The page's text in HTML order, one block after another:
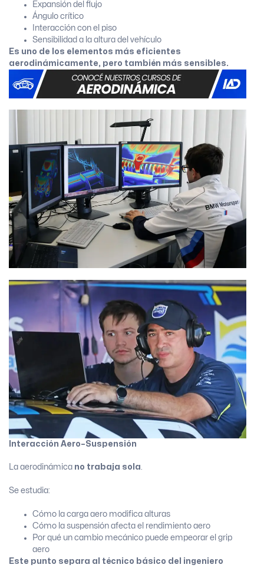
Expansión del flujo
Ángulo crítico
Interacción con el piso
Sensibilidad a la altura del vehículo
Es uno de los elementos más eficientes
aerodinámicamente, pero también más sensibles.
Interacción Aero–Suspensión
La aerodinámica no trabaja sola
Se estudia:
Cómo la carga aero modifica alturas
Cómo la suspensión afecta el rendimiento aero
Por qué un cambio mecánico puede empeorar el grip
aero
Este punto separa al técnico básico del ingeniero